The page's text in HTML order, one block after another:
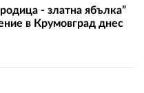
- златна ябълка”
в Крумовград днес